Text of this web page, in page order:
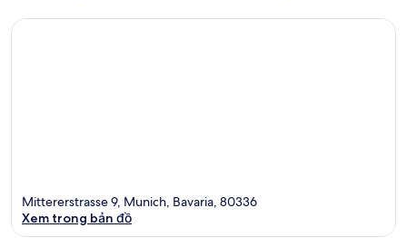
Mittererstrasse 9, Munich, Bavaria, 80336
Xem trong bản đồ